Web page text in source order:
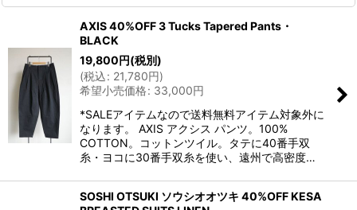
AXIS 40%OFF 3 Tucks Tapered Pants・
BLACK
19,800円(税別)
(税込: 21,780円)
希望小売価格: 33,000円
*SALEアイテムなので送料無料アイテム対象外に
なります。 AXIS アクシス パンツ。100%
COTTON。コットンツイル。タテに40番手双
糸・ヨコに30番手双糸を使い、遠州で高密度…
SOSHI OTSUKI ソウシオオツキ 40%OFF KESA